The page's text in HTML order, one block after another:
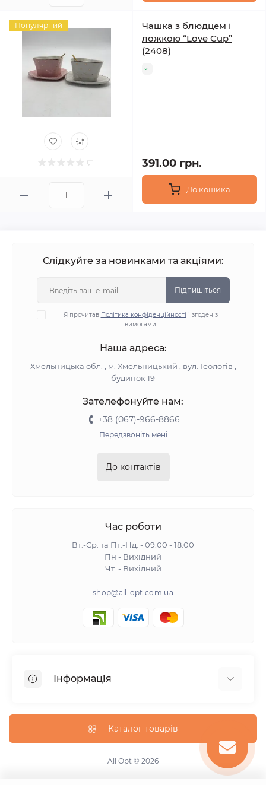
Популярний
Чашка з блюдцем і
ложкою “Love Cup”
(2408)
391.00 грн.
До кошика
Слідкуйте за новинками та акціями:
Підпишіться
Я прочитав Політика конфіденційності і згоден з
вимогами
Наша адреса:
Хмельницька обл. , м. Хмельницький , вул. Геологів ,
будинок 19
Зателефонуйте нам:
+38 (067)-966-8866
Передзвоніть мені
До контактів
Час роботи
Вт.-Ср. та Пт.-Нд. - 09:00 - 18:00
Пн - Вихідний
Чт. - Вихідний
shop@all-opt.com.ua
Інформація
Оплата та доставка
Повернення та обмін
Політика конфіденційності
Каталог товарів
All Opt © 2026